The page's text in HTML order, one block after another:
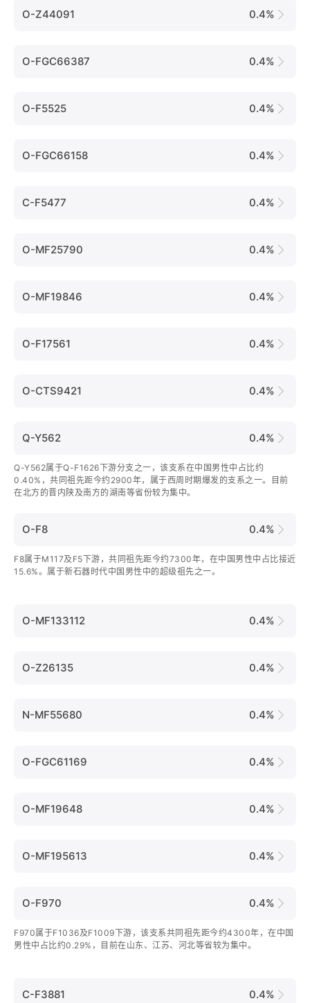
O-Z44091 0.4%
O-FGC66387 0.4%
O-F5525 0.4%
O-FGC66158 0.4%
C-F5477 0.4%
O-MF25790 0.4%
O-MF19846 0.4%
O-F17561 0.4%
O-CTS9421 0.4%
Q-Y562 0.4%
Q-Y562属于Q-F1626下游分支之一，该支系在中国男性中占比约
0.40%，共同祖先距今约2900年，属于西周时期爆发的支系之一。目前
在北方的晋内陕及南方的湖南等省份较为集中。
O-F8 0.4%
F8属于M117及F5下游，共同祖先距今约7300年，在中国男性中占比接近
15.6%。属于新石器时代中国男性中的超级祖先之一。
O-MF133112 0.4%
O-Z26135 0.4%
N-MF55680 0.4%
O-FGC61169 0.4%
O-MF19648 0.4%
O-MF195613 0.4%
O-F970 0.4%
F970属于F1036及F1009下游，该支系共同祖先距今约4300年，在中国
男性中占比约0.29%，目前在山东、江苏、河北等省较为集中。
C-F3881 0.4%